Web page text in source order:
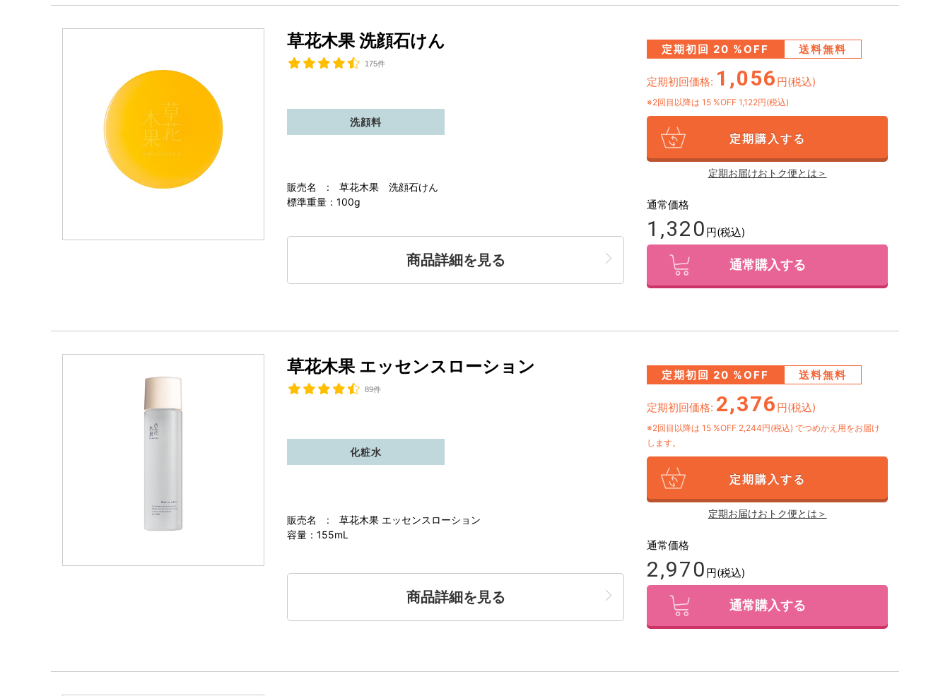
草花木果 洗顔石けん
175件
販売名 : 草花木果 洗顔石けん
標準重量：100g
洗顔料
商品詳細を見る
定期初回 20 %OFF 送料無料
定期初回価格: 1,056 円(税込)
※2回目以降は 15 %OFF 1,122円(税込)
定期購入する
定期お届けおトク便とは＞
通常価格
1,320 円(税込)
通常購入する
草花木果 エッセンスローション
89件
販売名 : 草花木果 エッセンスローション
容量：155mL
化粧水
商品詳細を見る
定期初回 20 %OFF 送料無料
定期初回価格: 2,376 円(税込)
※2回目以降は 15 %OFF 2,244円(税込)でつめかえ用をお届け
します。
定期購入する
定期お届けおトク便とは＞
通常価格
2,970 円(税込)
通常購入する